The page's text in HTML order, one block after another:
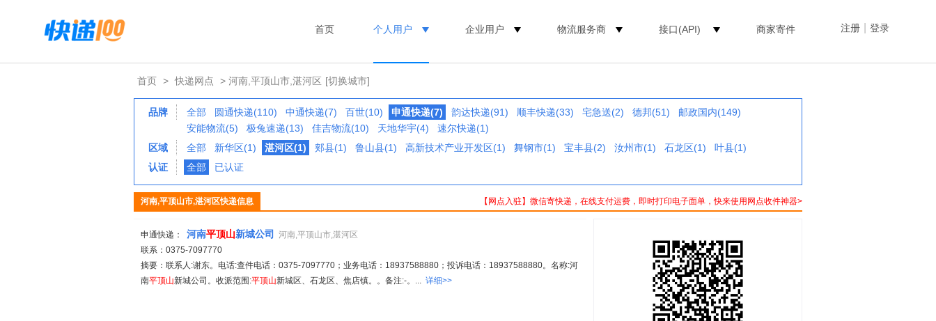
注册 登录
首页 个人用户 企业用户 物流服务商 接口(API) 商家寄件
首页 > 快递网点 > 河南,平顶山市,湛河区 [切换城市]
品牌 全部 圆通快递(110) 中通快递(7) 百世(10) 申通快递(7) 韵达快递(91) 顺丰快递(33) 宅急送(2) 德邦(51)
邮政国内(149)
安能物流(5)
极兔速递(13) 佳吉物流(10) 天地华宇(4)
速尔快递(1)
区域
全部 新华区(1) 湛河区(1) 郏县(1) 鲁山县(1) 高新技术产业开发区(1) 舞钢市(1) 宝丰县(2) 汝州市(1) 石龙区(1)
叶县(1)
认证
全部 已认证
【网点入驻】微信寄快递，在线支付运费，即时打印电子面单，快来使用网点收件神器>
河南,平顶山市,湛河区快递信息
申通快递： 河南平顶山新城公司
河南,平顶山市,湛河区
联系：0375-7097770
摘要：联系人:谢东。电话:查件电话：0375-7097770；业务电话：18937588880；投诉电话：18937588880。名称:河
南平顶山新城公司。收派范围:平顶山新城区、石龙区、焦店镇。。备注:-。... 详细>>